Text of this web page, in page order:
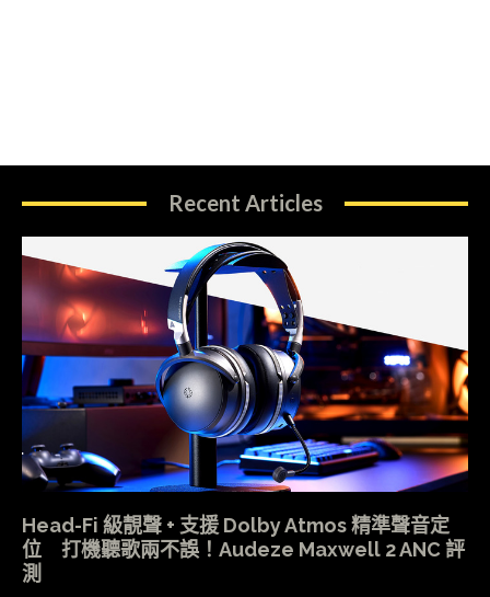
Recent Articles
Head-Fi 級靚聲 + 支援 Dolby Atmos 精準聲音定
位 打機聽歌兩不誤！Audeze Maxwell 2 ANC 評
測